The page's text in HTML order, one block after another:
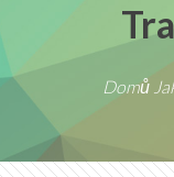
Domů